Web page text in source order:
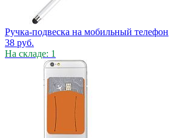
Ручка-подвеска на мобильный телефон
38 руб.
На складе: 1